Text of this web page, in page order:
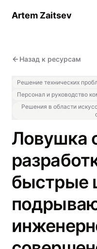
Artem Zaitsev
Назад к ресурсам
Решение технических
Персонал и руководство
Решения в области
Ловушка
быстрые